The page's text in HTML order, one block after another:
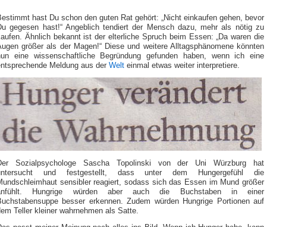
hast Du schon den guten Rat gehört: „Nicht einkaufen gehen, bevor
gegesen hast!“ Angeblich tendiert der Mensch dazu, mehr als nötig zu
Ähnlich bekannt ist der elterliche Spruch beim Essen: „Da waren die
größer als der Magen!“ Diese und weitere Alltagsphänomene könnten
eine wissenschaftliche Begründung gefunden haben, wenn ich eine
Meldung aus der Welt einmal etwas weiter interpretiere.
Sozialpsychologe Sascha Topolinski von der Uni Würzburg hat
und festgestellt, dass unter dem Hungergefühl die
sensibler reagiert, sodass sich das Essen im Mund größer
Hungrige würden aber auch die Buchstaben in einer
besser erkennen. Zudem würden Hungrige Portionen auf
Teller kleiner wahrnehmen als Satte.